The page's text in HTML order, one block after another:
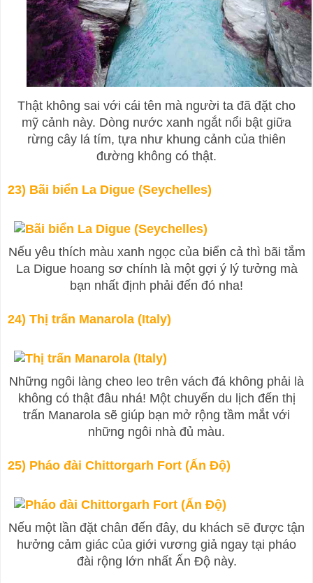
Thật không sai với cái tên mà người ta đã đặt cho
mỹ cảnh này. Dòng nước xanh ngắt nổi bật giữa
rừng cây lá tím, tựa như khung cảnh của thiên
đường không có thật.
23) Bãi biển La Digue (Seychelles)
Nếu yêu thích màu xanh ngọc của biển cả thì bãi tắm
La Digue hoang sơ chính là một gợi ý lý tưởng mà
bạn nhất định phải đến đó nha!
24) Thị trấn Manarola (Italy)
Những ngôi làng cheo leo trên vách đá không phải là
không có thật đâu nhá! Một chuyến du lịch đến thị
trấn Manarola sẽ giúp bạn mở rộng tầm mắt với
những ngôi nhà đủ màu.
25) Pháo đài Chittorgarh Fort (Ấn Độ)
Nếu một lần đặt chân đến đây, du khách sẽ được tận
hưởng cảm giác của giới vương giả ngay tại pháo
đài rộng lớn nhất Ấn Độ này.